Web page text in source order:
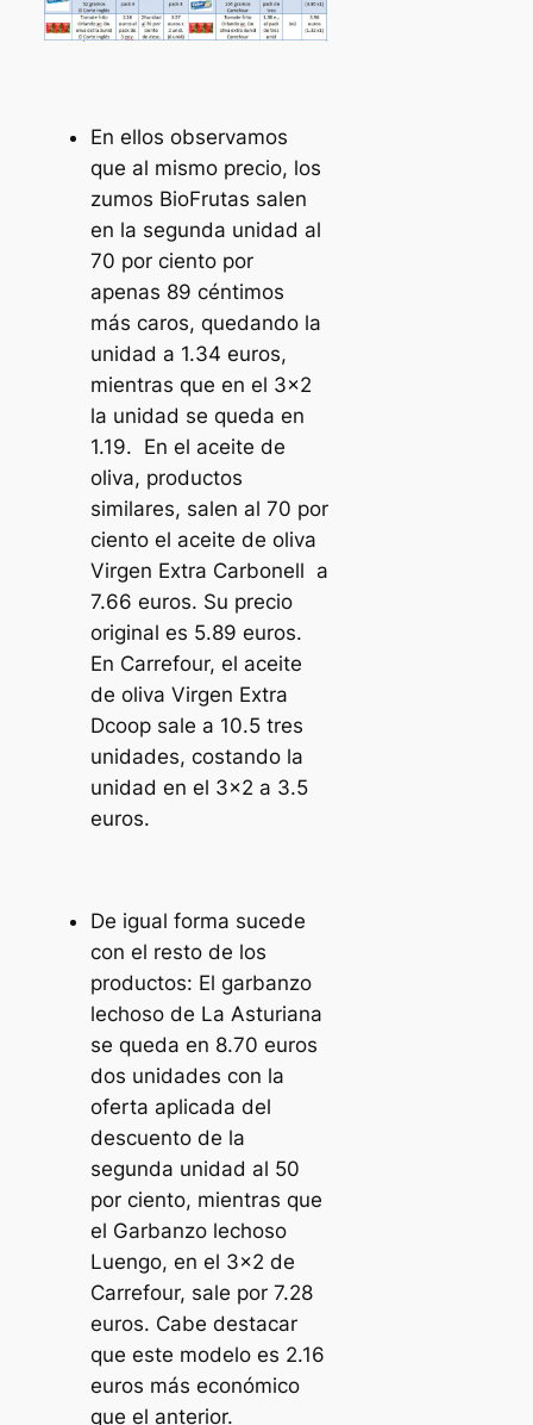
En ellos observamos
que al mismo precio, los
zumos BioFrutas salen
en la segunda unidad al
70 por ciento por
apenas 89 céntimos
más caros, quedando la
unidad a 1.34 euros,
mientras que en el 3×2
la unidad se queda en
1.19. En el aceite de
oliva, productos
similares, salen al 70 por
ciento el aceite de oliva
Virgen Extra Carbonell a
7.66 euros. Su precio
original es 5.89 euros.
En Carrefour, el aceite
de oliva Virgen Extra
Dcoop sale a 10.5 tres
unidades, costando la
unidad en el 3×2 a 3.5
euros.
De igual forma sucede
con el resto de los
productos: El garbanzo
lechoso de La Asturiana
se queda en 8.70 euros
dos unidades con la
oferta aplicada del
descuento de la
segunda unidad al 50
por ciento, mientras que
el Garbanzo lechoso
Luengo, en el 3×2 de
Carrefour, sale por 7.28
euros. Cabe destacar
que este modelo es 2.16
euros más económico
que el anterior.